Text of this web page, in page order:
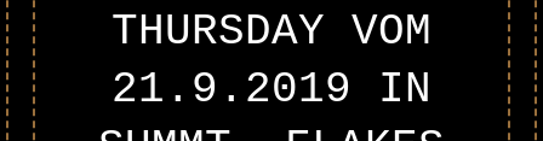
THURSDAY VOM
21.9.2019 IN